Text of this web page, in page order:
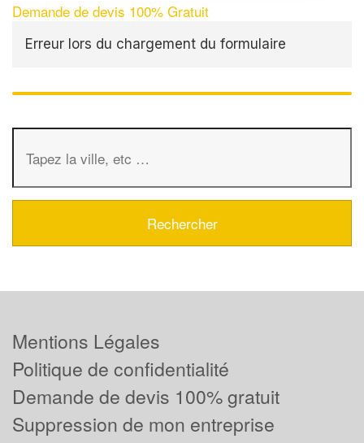
Demande de devis 100% Gratuit
Erreur lors du chargement du formulaire
Mentions Légales
Politique de confidentialité
Demande de devis 100% gratuit
Suppression de mon entreprise